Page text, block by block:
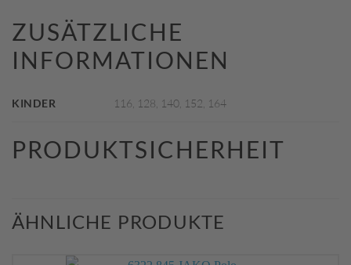
ZUSÄTZLICHE
INFORMATIONEN
KINDER 116, 128, 140, 152, 164
PRODUKTSICHERHEIT
ÄHNLICHE PRODUKTE